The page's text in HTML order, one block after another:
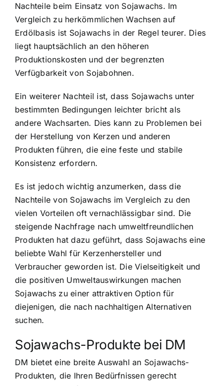
Nachteile beim Einsatz von Sojawachs. Im
Vergleich zu herkömmlichen Wachsen auf
Erdölbasis ist Sojawachs in der Regel teurer. Dies
liegt hauptsächlich an den höheren
Produktionskosten und der begrenzten
Verfügbarkeit von Sojabohnen.
Ein weiterer Nachteil ist, dass Sojawachs unter
bestimmten Bedingungen leichter bricht als
andere Wachsarten. Dies kann zu Problemen bei
der Herstellung von Kerzen und anderen
Produkten führen, die eine feste und stabile
Konsistenz erfordern.
Es ist jedoch wichtig anzumerken, dass die
Nachteile von Sojawachs im Vergleich zu den
vielen Vorteilen oft vernachlässigbar sind. Die
steigende Nachfrage nach umweltfreundlichen
Produkten hat dazu geführt, dass Sojawachs eine
beliebte Wahl für Kerzenhersteller und
Verbraucher geworden ist. Die Vielseitigkeit und
die positiven Umweltauswirkungen machen
Sojawachs zu einer attraktiven Option für
diejenigen, die nach nachhaltigen Alternativen
suchen.
Sojawachs-Produkte bei DM
DM bietet eine breite Auswahl an Sojawachs-
Produkten, die Ihren Bedürfnissen gerecht